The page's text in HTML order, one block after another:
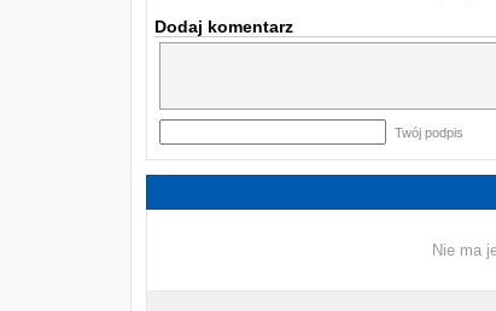
Dodaj komentarz
Twój podpis
Nie ma